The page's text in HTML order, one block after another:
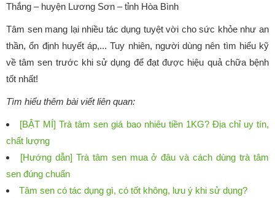
Thắng – huyện Lương Sơn – tỉnh Hòa Bình
Tâm sen mang lại nhiều tác dụng tuyệt vời cho sức khỏe như an
thần, ổn định huyết áp,... Tuy nhiên, người dùng nên tìm hiểu kỹ
về tâm sen trước khi sử dụng để đạt được hiệu quả chữa bệnh
tốt nhất!
Tìm hiểu thêm bài viết liên quan:
[BẬT MÍ] Trà tâm sen giá bao nhiêu tiền 1KG? Địa chỉ uy tín,
chất lượng
[Hướng dẫn] Trà tâm sen mua ở đâu và cách dùng trà tâm
sen đúng chuẩn
Tâm sen có tác dụng gì, có tốt không, lưu ý khi sử dụng?